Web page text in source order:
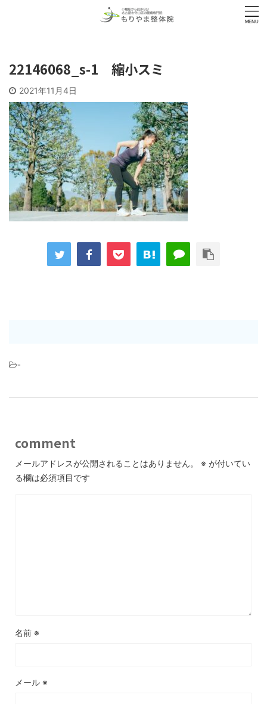
22146068_s-1 縮小スミ
2021年11月4日
-
comment
メールアドレスが公開されることはありません。 ※ が付いてい
る欄は必須項目です
名前 ※
メール ※